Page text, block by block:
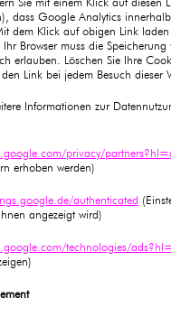
dass Google Analytics
dem Klick auf obigen Link
Browser muss die
erlauben. Löschen Sie Ihre
Link bei jedem Besuch dieser
Informationen zur
privacy/
erhoben werden)
authenticated
angezeigt wird)
technologies/